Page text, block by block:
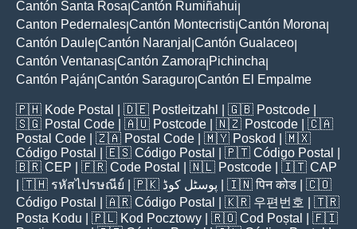
Cantón Santa Rosa Cantón Rumiñahui
Canton Pedernales Cantón Montecristi Cantón Morona
Cantón Daule Cantón Naranjal Cantón Gualaceo
Cantón Ventanas Cantón Zamora Pichincha
Cantón Paján Cantón Saraguro Cantón El Empalme
🇵🇭 Kode Postal | 🇩🇪 Postleitzahl | 🇬🇧 Postcode
🇸🇬 Postal Code | 🇦🇺 Postcode | 🇳🇿 Postcode | 🇨🇦
Postal Code | 🇿🇦 Postal Code | 🇲🇾 Poskod
| 🇲🇽
Código Postal
| 🇪🇸 Código Postal | 🇵🇹 Código Postal
🇧🇷 CEP | 🇫🇷 Code Postal | 🇳🇱 Postcode | 🇮🇹 CAP
| 🇹🇭 รหัสไปรษณีย์ | 🇵🇰 پوسٹل کوڈ | 🇮🇳पिन कोड | 🇨🇴
Código Postal
| 🇦🇷 Código Postal | 🇰🇷 우편번호
| 🇹🇷
Posta Kodu | 🇵🇱 Kod Pocztowy | 🇷🇴 Cod Poștal
| 🇫🇮